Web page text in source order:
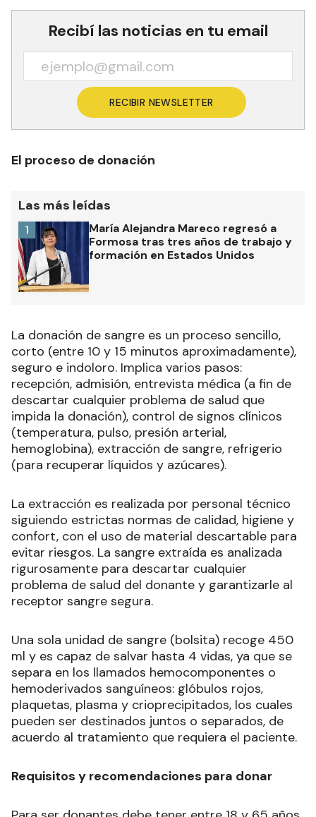
Recibí las noticias en tu email
El proceso de donación
Las más leídas
María Alejandra Mareco regresó a
Formosa tras tres años de trabajo y
1
La donación de sangre es un proceso sencillo,
corto (entre 10 y 15 minutos aproximadamente),
seguro e indoloro. Implica varios pasos:
recepción, admisión, entrevista médica (a fin de
descartar cualquier problema de salud que
impida la donación), control de signos clínicos
(temperatura, pulso, presión arterial,
hemoglobina), extracción de sangre, refrigerio
(para recuperar líquidos y azúcares).
La extracción es realizada por personal técnico
siguiendo estrictas normas de calidad, higiene y
confort, con el uso de material descartable para
evitar riesgos. La sangre extraída es analizada
rigurosamente para descartar cualquier
problema de salud del donante y garantizarle al
receptor sangre segura.
Una sola unidad de sangre (bolsita) recoge 450
ml y es capaz de salvar hasta 4 vidas, ya que se
separa en los llamados hemocomponentes o
hemoderivados sanguíneos: glóbulos rojos,
plaquetas, plasma y crioprecipitados, los cuales
pueden ser destinados juntos o separados, de
acuerdo al tratamiento que requiera el paciente.
Requisitos y recomendaciones para donar